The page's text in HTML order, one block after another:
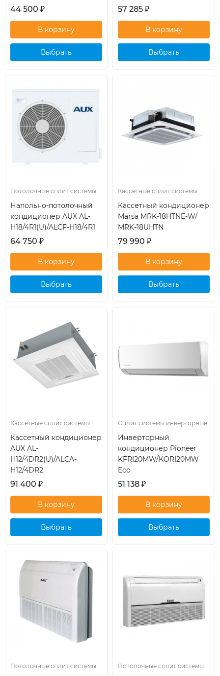
44 500 ₽
Выбрать
57 285 ₽
Выбрать
Потолочные сплит системы
Напольно-потолочный
кондиционер AUX AL-
H18/4R1(U)/ALCF-H18/4R1
64 750 ₽
Выбрать
Кассетные сплит системы
Кассетный кондиционер
Marsa MRK-18HTNE-W/
MRK-18UHTN
79 990 ₽
Выбрать
Кассетные сплит системы
Кассетный кондиционер
AUX AL-
H12/4DR2(U)/ALCA-
H12/4DR2
91 400 ₽
Выбрать
Сплит системы инверторные
Инверторный
кондиционер Pioneer
KFRI20MW/KORI20MW
Eco
51 138 ₽
Выбрать
Потолочные сплит системы Потолочные сплит системы